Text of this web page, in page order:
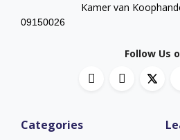
Kamer van
09150026
Follow Us
Categories